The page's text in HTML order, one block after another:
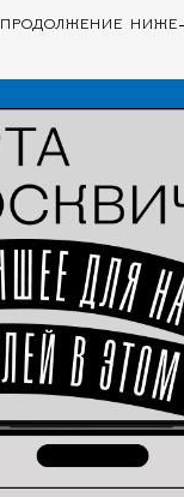
ПРОДОЛЖЕНИЕ НИЖЕ